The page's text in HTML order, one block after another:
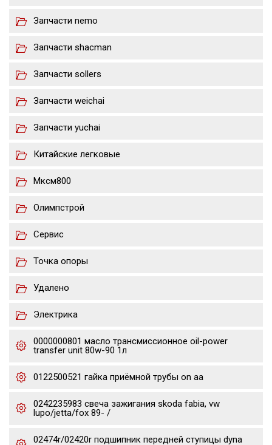
Запчасти nemo
Запчасти shacman
Запчасти sollers
Запчасти weichai
Запчасти yuchai
Китайские легковые
Мксм800
Олимпстрой
Сервис
Точка опоры
Удалено
Электрика
0000000801 масло трансмиссионное oil-power
transfer unit 80w-90 1л
0122500521 гайка приёмной трубы on aa
0242235983 свеча зажигания skoda fabia, vw
lupo/jetta/fox 89- /
02474r/02420r подшипник передней ступицы dyna